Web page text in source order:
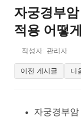
자궁경부
적용 어떻
작성자: 관리자
이전 게시글 다
자궁경부